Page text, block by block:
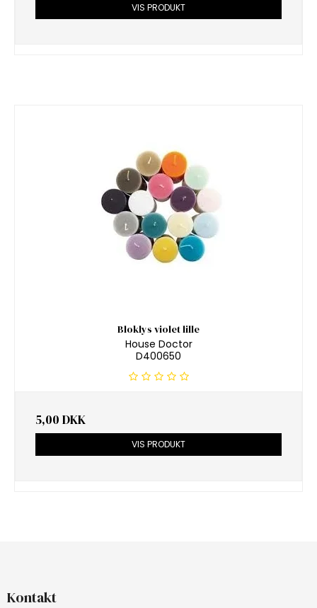
VIS PRODUKT
Bloklys violet lille
House Doctor
D400650
5,00 DKK
VIS PRODUKT
Kontakt